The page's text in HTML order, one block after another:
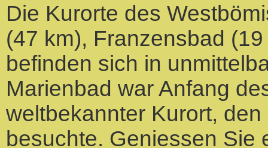
Die Kurorte des
(47 km), Franzensbad
befinden sich in
Marienbad war Anfang
weltbekannter Kurort,
besuchte. Geniessen Sie